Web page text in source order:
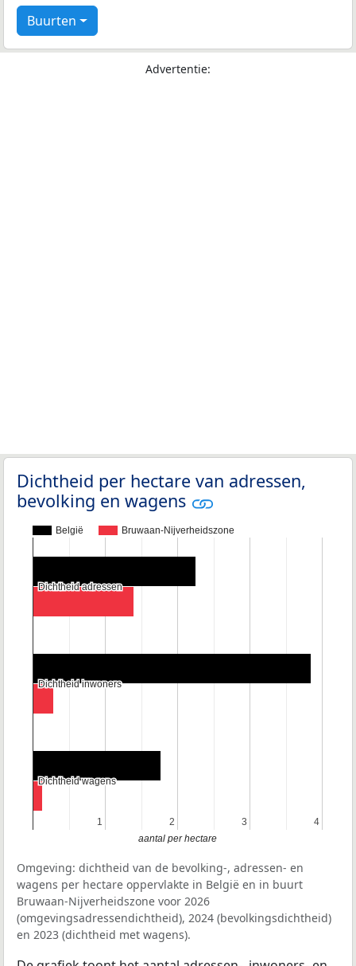
Buurten
Advertentie:
Dichtheid per hectare van adressen,
bevolking en wagens
België Bruwaan-Nijverheidszone
1
1 2
2 3
3 4
4
Dichtheid adressen
Dichtheid adressen
Dichtheid inwoners
Dichtheid inwoners
Dichtheid wagens
Dichtheid wagens
aantal per hectare
Omgeving: dichtheid van de bevolking-, adressen- en
wagens per hectare oppervlakte in België en in buurt
Bruwaan-Nijverheidszone voor 2026
(omgevingsadressendichtheid), 2024 (bevolkingsdichtheid)
en 2023 (dichtheid met wagens).